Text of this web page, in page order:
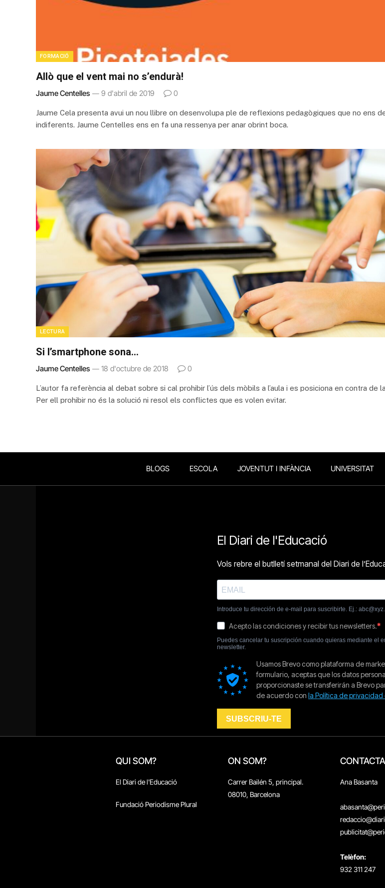
FORMACIÓ
Allò que el vent mai no s’endurà!
Jaume Centelles 9 d'abril de 2019 0
Jaume Cela presenta avui un nou llibre on desenvolupa ple de reflexions pedagògiques que no ens
indiferents. Jaume Centelles ens en fa una ressenya per anar obrint boca.
LECTURA
Si l’smartphone sona…
Jaume Centelles 18 d'octubre de 2018 0
L’autor fa referència al debat sobre si cal prohibir l’ús dels mòbils a l’aula i es posiciona en contra de
Per ell prohibir no és la solució ni resol els conflictes que es volen evitar.
BLOGS ESCOLA JOVENTUT I INFÀNCIA UNIVERSITAT
QUI SOM?
El Diari de l'Educació
Fundació Periodisme Plural
ON SOM?
Carrer Bailén 5, principal.
08010, Barcelona
Ana Basanta
Telèfon:
932 311 247